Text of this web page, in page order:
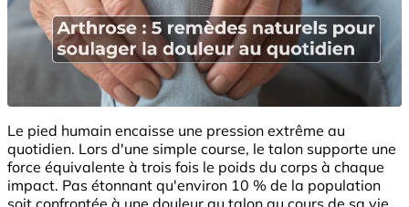
Le pied humain encaisse une pression extrême au
quotidien. Lors d'une simple course, le talon supporte une
force équivalente à trois fois le poids du corps à chaque
impact. Pas étonnant qu'environ 10 % de la population
soit confrontée à une douleur au talon au cours de sa vie.